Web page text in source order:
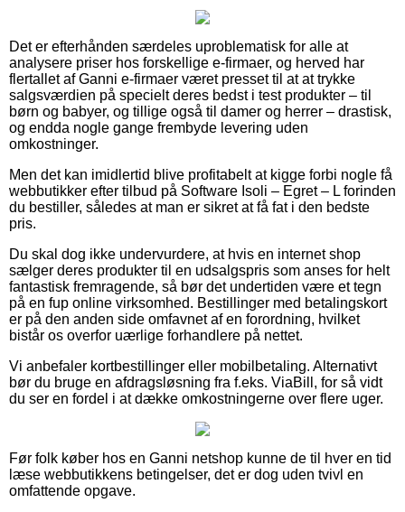
Det er efterhånden særdeles uproblematisk for alle at
analysere priser hos forskellige e-firmaer, og herved har
flertallet af Ganni e-firmaer været presset til at at trykke
salgsværdien på specielt deres bedst i test produkter – til
børn og babyer, og tillige også til damer og herrer – drastisk,
og endda nogle gange frembyde levering uden
omkostninger.
Men det kan imidlertid blive profitabelt at kigge forbi nogle få
webbutikker efter tilbud på Software Isoli – Egret – L forinden
du bestiller, således at man er sikret at få fat i den bedste
pris.
Du skal dog ikke undervurdere, at hvis en internet shop
sælger deres produkter til en udsalgspris som anses for helt
fantastisk fremragende, så bør det undertiden være et tegn
på en fup online virksomhed. Bestillinger med betalingskort
er på den anden side omfavnet af en forordning, hvilket
bistår os overfor uærlige forhandlere på nettet.
Vi anbefaler kortbestillinger eller mobilbetaling. Alternativt
bør du bruge en afdragsløsning fra f.eks. ViaBill, for så vidt
du ser en fordel i at dække omkostningerne over flere uger.
Før folk køber hos en Ganni netshop kunne de til hver en tid
læse webbutikkens betingelser, det er dog uden tvivl en
omfattende opgave.